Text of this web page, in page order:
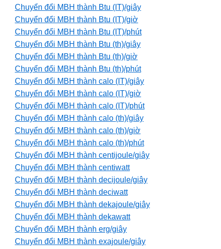
Chuyển đổi MBH thành Btu (IT)/giây
Chuyển đổi MBH thành Btu (IT)/giờ
Chuyển đổi MBH thành Btu (IT)/phút
Chuyển đổi MBH thành Btu (th)/giây
Chuyển đổi MBH thành Btu (th)/giờ
Chuyển đổi MBH thành Btu (th)/phút
Chuyển đổi MBH thành calo (IT)/giây
Chuyển đổi MBH thành calo (IT)/giờ
Chuyển đổi MBH thành calo (IT)/phút
Chuyển đổi MBH thành calo (th)/giây
Chuyển đổi MBH thành calo (th)/giờ
Chuyển đổi MBH thành calo (th)/phút
Chuyển đổi MBH thành centijoule/giây
Chuyển đổi MBH thành centiwatt
Chuyển đổi MBH thành decijoule/giây
Chuyển đổi MBH thành deciwatt
Chuyển đổi MBH thành dekajoule/giây
Chuyển đổi MBH thành dekawatt
Chuyển đổi MBH thành erg/giây
Chuyển đổi MBH thành exajoule/giây